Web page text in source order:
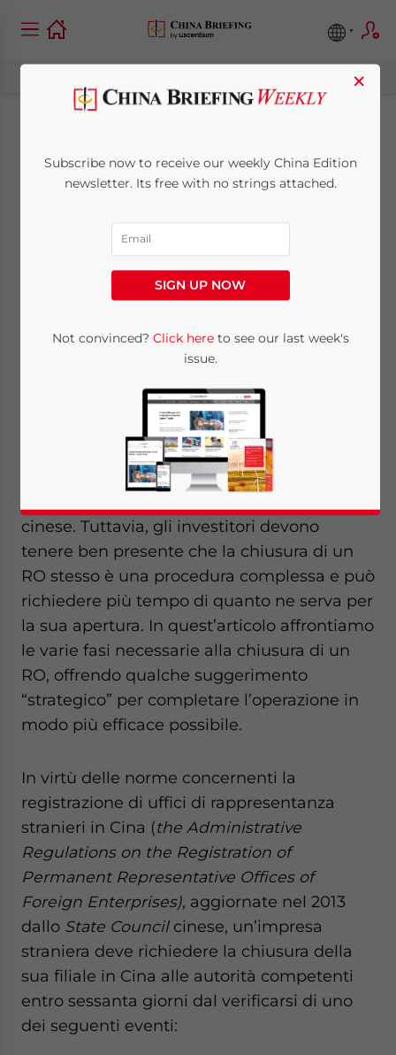
La de-registrazione di
un ufficio di
rappresentanza in
Reading Time: 2 minutes
penetrare il mercato cinese, l’ufficio di
rappresentanza (Representative Office – RO)
costituisce la soluzione più semplice e
veloce, poiché è la struttura più snella e
cinese. Tuttavia, gli investitori devono
tenere ben presente che la chiusura di un
RO stesso è una procedura complessa e può
richiedere più tempo di quanto ne serva per
la sua apertura. In quest’articolo affrontiamo
le varie fasi necessarie alla chiusura di un
RO, offrendo qualche suggerimento
“strategico” per completare l’operazione in
modo più efficace possibile.
In virtù delle norme concernenti la
registrazione di uffici di rappresentanza
stranieri in Cina (the Administrative
Regulations on the Registration of
Permanent Representative Offices of
Foreign Enterprises), aggiornate nel 2013
dallo State Council cinese, un’impresa
straniera deve richiedere la chiusura della
sua filiale in Cina alle autorità competenti
entro sessanta giorni dal verificarsi di uno
dei seguenti eventi:
×
Subscribe now to receive our weekly China Edition
newsletter. Its free with no strings attached.
SIGN UP NOW
Not convinced? Click hereto see our last week's
issue.
Yes, I have read the Privacy Policy Statement for this
website. Please send me business news and updates
for Asia!
- case sensitive